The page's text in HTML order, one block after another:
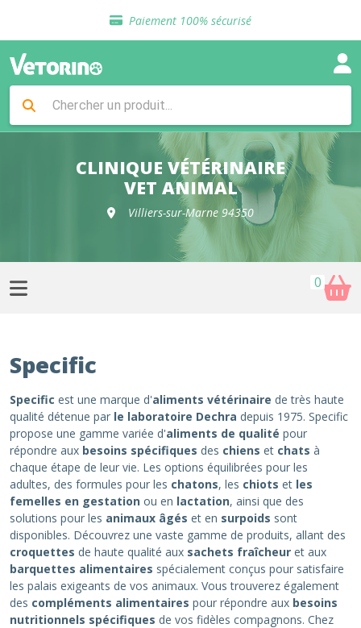
Paiement 100% sécurisé
Livraison gratuite en clinique vétérinaire
Sélection de croquettes vétérinaire
Livraison gratuite en clinique vétérinaire
Retour gratuit en clinique
Sélection de croquettes vétérinaire
CLINIQUE VÉTÉRINAIRE
VET ANIMAL
Villiers-sur-Marne 94350
0
Specific
Specific est une marque d'aliments vétérinaire de très haute
qualité détenue par le laboratoire Dechra depuis 1975. Specific
propose une gamme variée d'aliments de qualité pour
répondre aux besoins spécifiques des chiens et chats à
chaque étape de leur vie. Les options équilibrées pour les
adultes, des formules pour les chatons, les chiots et les
femelles en gestation ou en lactation, ainsi que des
solutions pour les animaux âgés et en surpoids sont
disponibles. Découvrez une vaste gamme de produits, allant des
croquettes de haute qualité aux sachets fraîcheur et aux
barquettes alimentaires spécialement conçus pour satisfaire
les palais exigeants de vos animaux. Vous trouverez également
des compléments alimentaires pour répondre aux besoins
nutritionnels spécifiques de vos fidèles compagnons. Chez